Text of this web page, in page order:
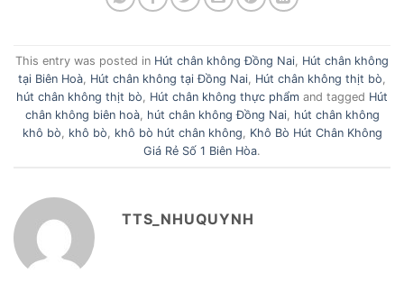
This entry was posted in Hút chân không Đồng Nai Hút chân không
tại Biên Hoà Hút chân không tại Đồng Nai Hút chân không thịt bò
hút chân không thịt bò
Hút chân không thực phẩm and tagged Hút
chân không biên hoà, hút chân không Đồng Nai, hút chân không
khô bò
khô bò khô bò hút chân không
Khô Bò Hút Chân Không
Giá Rẻ Số 1 Biên Hòa.
TTS_NHUQUYNH